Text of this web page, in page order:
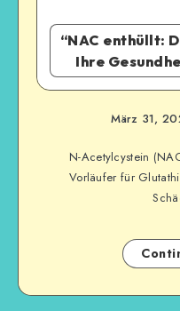
“NAC enthüllt:
Ihre
März 31,
N-Acetylcystein
Vorläufer für